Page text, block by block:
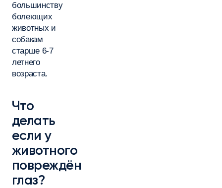
большинству
болеющих
животных и
собакам
старше 6-7
летнего
возраста.
Что
делать
если у
животного
повреждён
глаз?